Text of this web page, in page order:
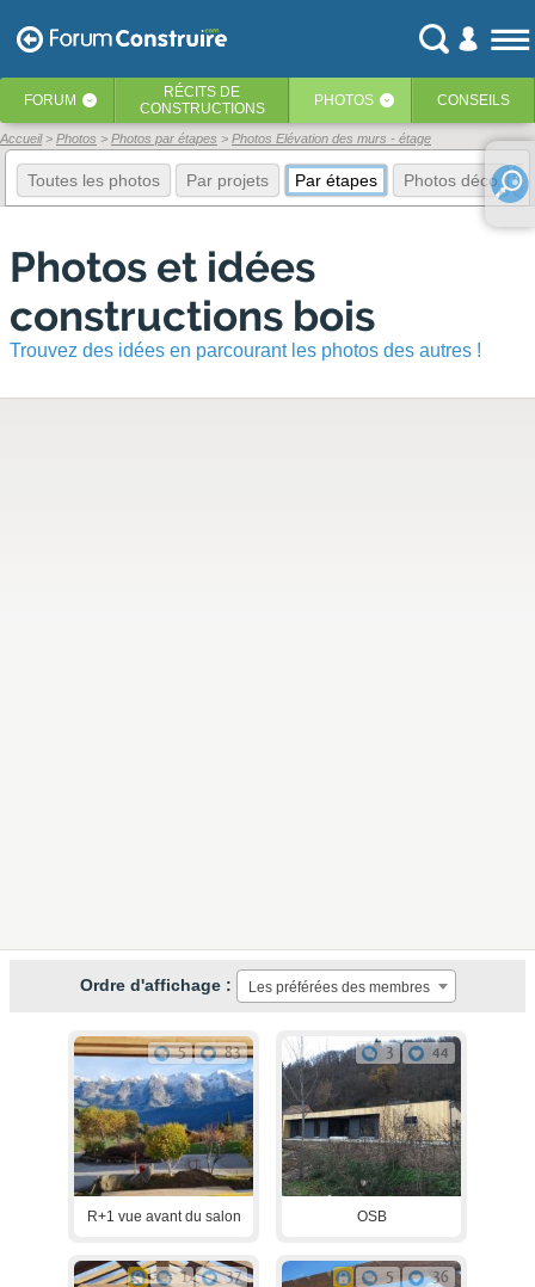
FORUM ‹ RÉCITS DE
CONSTRUCTIONS
PHOTOS ‹ CONSEILS
Accueil Photos Photos par étapes Photos Elévation des murs - étage
Toutes les photos Par projets Par étapes Photos déco
Photos et idées
constructions bois
Trouvez des idées en parcourant les photos des autres !
Ordre d'affichage : Les préférées des membres
5 83
R+1 vue avant du salon
3 44
OSB
1 37 5 36